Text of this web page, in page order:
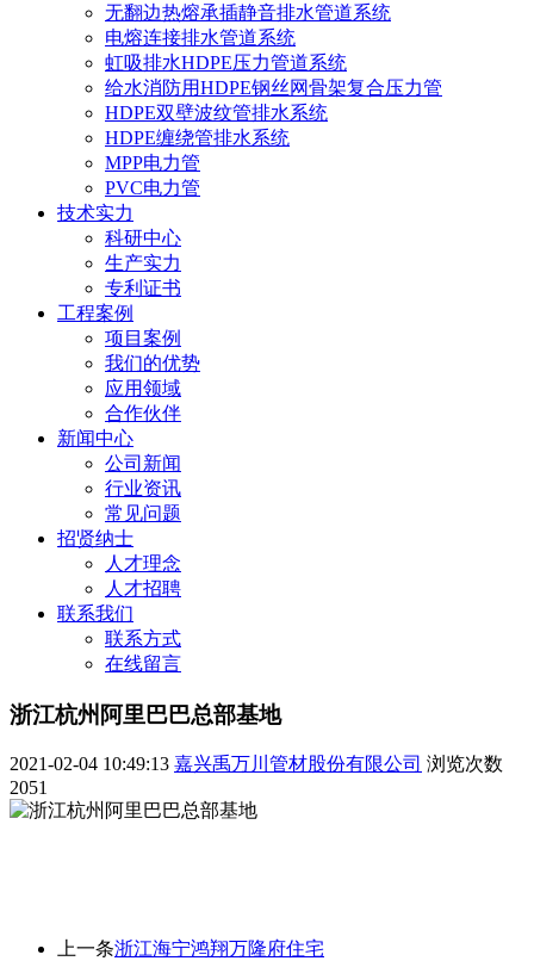
无翻边热熔承插静音排水管道系统
电熔连接排水管道系统
虹吸排水HDPE压力管道系统
给水消防用HDPE钢丝网骨架复合压力管
HDPE双壁波纹管排水系统
HDPE缠绕管排水系统
MPP电力管
PVC电力管
技术实力
科研中心
生产实力
专利证书
工程案例
项目案例
我们的优势
应用领域
合作伙伴
新闻中心
公司新闻
行业资讯
常见问题
招贤纳士
人才理念
人才招聘
联系我们
联系方式
在线留言
浙江杭州阿里巴巴总部基地
2021-02-04 10:49:13 嘉兴禹万川管材股份有限公司 浏览次数
2051
上一条浙江海宁鸿翔万隆府住宅